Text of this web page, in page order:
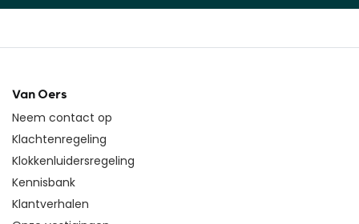
Van Oers
Neem contact op
Klachtenregeling
Klokkenluidersregeling
Kennisbank
Klantverhalen